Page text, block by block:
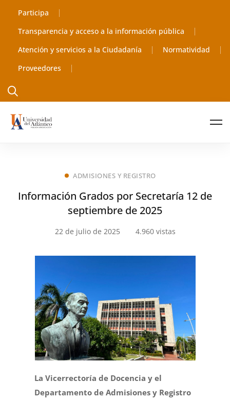
Participa
Transparencia y acceso a la información pública
Atención y servicios a la Ciudadanía
Normatividad
Proveedores
ADMISIONES Y REGISTRO
Información Grados por Secretaría 12 de
septiembre de 2025
22 de julio de 2025 4.960 vistas
La Vicerrectoría de Docencia y el
Departamento de Admisiones y Registro